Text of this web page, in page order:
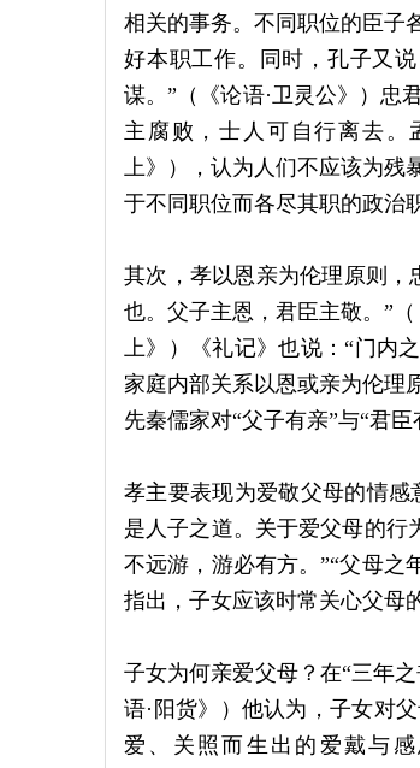
相关的事务。不同职位的臣子
好本职工作。同时，孔子又
谋。”（《论语·卫灵公》）忠
主腐败，士人可自行离去。
上》），认为人们不应该为残
于不同职位而各尽其职的政治
其次，孝以恩亲为伦理原则，
也。父子主恩，君臣主敬。”
上》）《礼记》也说：“门内
家庭内部关系以恩或亲为伦理
先秦儒家对“父子有亲”与“君臣
孝主要表现为爱敬父母的情感
是人子之道。关于爱父母的行
不远游，游必有方。”“父母之
指出，子女应该时常关心父母
子女为何亲爱父母？在“三年
语·阳货》）他认为，子女对
爱、关照而生出的爱戴与